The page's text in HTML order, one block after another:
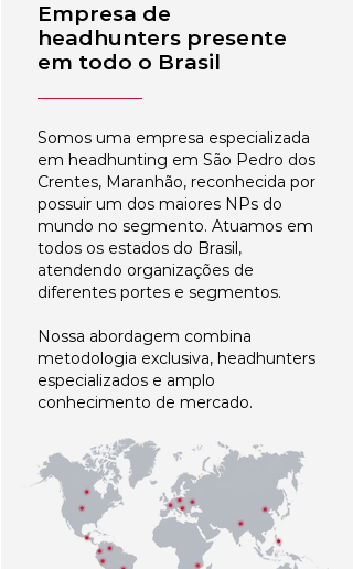
Empresa de
headhunters presente
em todo o Brasil
Somos uma empresa especializada
em headhunting em São Pedro dos
Crentes, Maranhão, reconhecida por
possuir um dos maiores NPs do
mundo no segmento. Atuamos em
todos os estados do Brasil,
atendendo organizações de
diferentes portes e segmentos.
Nossa abordagem combina
metodologia exclusiva, headhunters
especializados e amplo
conhecimento de mercado.